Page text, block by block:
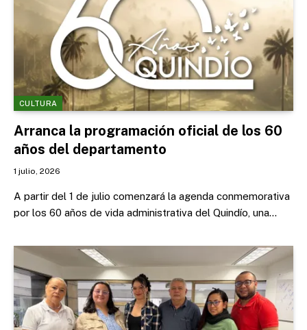
CULTURA
Arranca la programación oficial de los 60
años del departamento
1 julio, 2026
A partir del 1 de julio comenzará la agenda conmemorativa
por los 60 años de vida administrativa del Quindío, una…